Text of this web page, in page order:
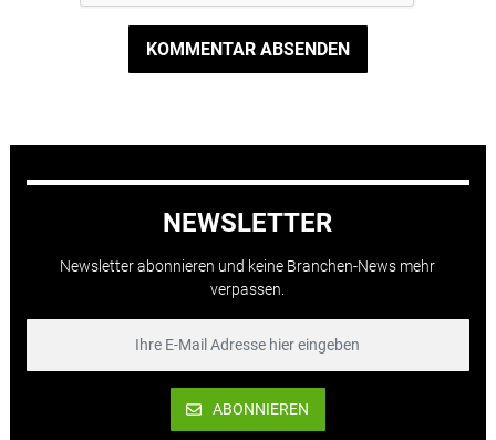
KOMMENTAR ABSENDEN
NEWSLETTER
Newsletter abonnieren und keine Branchen-News mehr
verpassen.
ABONNIEREN